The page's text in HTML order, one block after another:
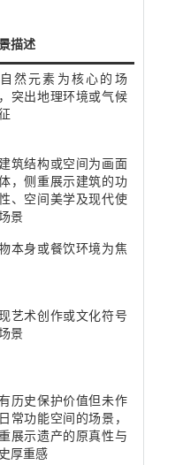
描述
然元素为核心的场
突出地理环境或气候
筑结构或空间为画面
，侧重展示建筑的功
、空间美学及现代使
景
本身或餐饮环境为焦
艺术创作或文化符号
景
历史保护价值但未作
常功能空间的场景，
展示遗产的原真性与
厚重感